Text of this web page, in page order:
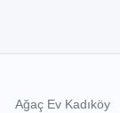
Ağaç Ev Kadıköy